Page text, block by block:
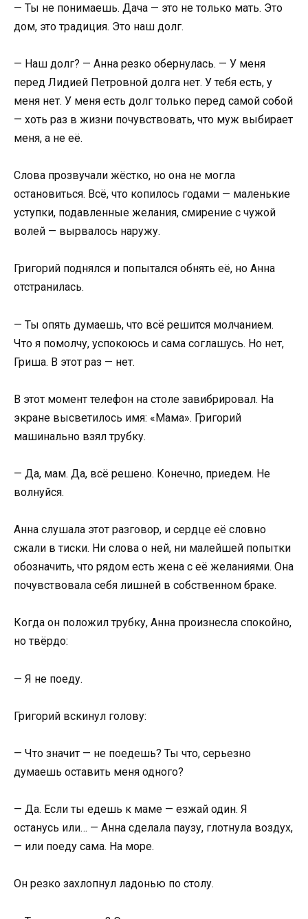
— Ты не понимаешь. Дача — это не только мать. Это
дом, это традиция. Это наш долг.
— Наш долг? — Анна резко обернулась. — У меня
перед Лидией Петровной долга нет. У тебя есть, у
меня нет. У меня есть долг только перед самой собой
— хоть раз в жизни почувствовать, что муж выбирает
меня, а не её.
Слова прозвучали жёстко, но она не могла
остановиться. Всё, что копилось годами — маленькие
уступки, подавленные желания, смирение с чужой
волей — вырвалось наружу.
Григорий поднялся и попытался обнять её, но Анна
отстранилась.
— Ты опять думаешь, что всё решится молчанием.
Что я помолчу, успокоюсь и сама соглашусь. Но нет,
Гриша. В этот раз — нет.
В этот момент телефон на столе завибрировал. На
экране высветилось имя: «Мама». Григорий
машинально взял трубку.
— Да, мам. Да, всё решено. Конечно, приедем. Не
волнуйся.
Анна слушала этот разговор, и сердце её словно
сжали в тиски. Ни слова о ней, ни малейшей попытки
обозначить, что рядом есть жена с её желаниями. Она
почувствовала себя лишней в собственном браке.
Когда он положил трубку, Анна произнесла спокойно,
но твёрдо:
— Я не поеду.
Григорий вскинул голову:
— Что значит — не поедешь? Ты что, серьезно
думаешь оставить меня одного?
— Да. Если ты едешь к маме — езжай один. Я
останусь или… — Анна сделала паузу, глотнула воздух,
— или поеду сама. На море.
Он резко захлопнул ладонью по столу.